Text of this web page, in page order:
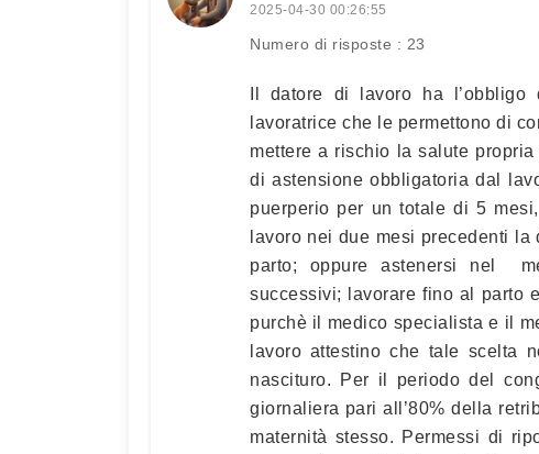
2025-04-30 00:26:55
Numero di risposte : 23
Il datore di lavoro ha
lavoratrice che le permettono di
mettere a rischio la salute
di astensione obbligatoria dal
puerperio per un totale di 5
lavoro nei due mesi precedenti
parto; oppure astenersi nel
successivi; lavorare fino al parto
purchè il medico specialista e il
lavoro attestino che tale scelta
nascituro. Per il periodo del
giornaliera pari all’80% della
maternità stesso. Permessi di